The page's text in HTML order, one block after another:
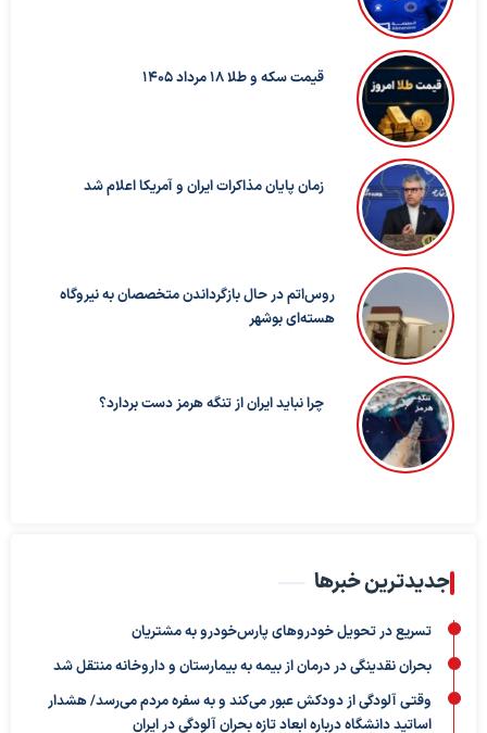
قیمت سکه و طلا 18 مرداد 1405
زمان پایان مذاکرات ایران و آمریکا اعلام شد
روس‌اتم در حال بازگرداندن متخصصان به نیروگاه
هسته‌ای بوشهر
چرا نباید ایران از تنگه هرمز دست بردارد؟
جدیدترین خبرها
تسریع در تحویل خودروهای پارس‌خودرو به مشتریان
بحران نقدینگی در درمان از بیمه به بیمارستان و داروخانه منتقل شد
وقتی آلودگی از دودکش عبور می‌کند و به سفره مردم می‌رسد/ هشدار
اساتید دانشگاه درباره ابعاد تازه بحران آلودگی در ایران